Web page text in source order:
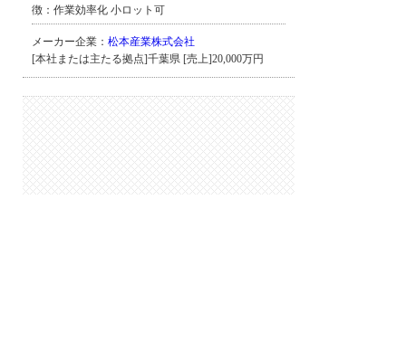
徴：作業効率化 小ロット可
メーカー企業： 松本産業株式会社
[本社または主たる拠点]千葉県 [売上]20,000万円